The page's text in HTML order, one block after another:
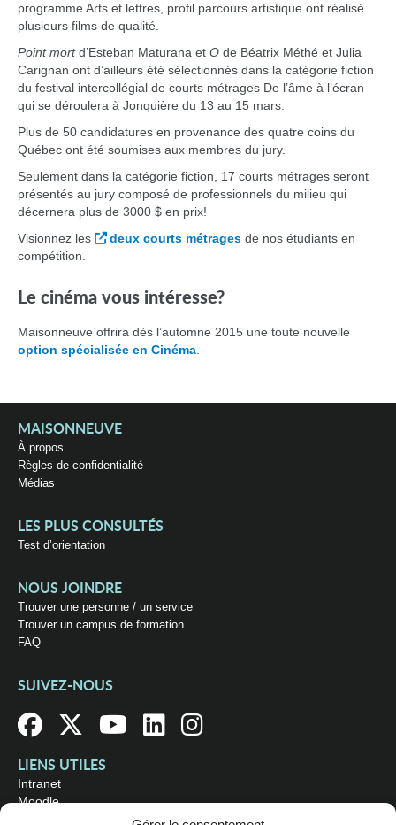
programme Arts et lettres, profil parcours artistique ont réalisé
plusieurs films de qualité.
Point mortd’Esteban Maturana et O de Béatrix Méthé et Julia
Carignan ont d’ailleurs été sélectionnés dans la catégorie fiction
du festival intercollégial de courts métrages De l’âme à l’écran
qui se déroulera à Jonquière du 13 au 15 mars.
Plus de 50 candidatures en provenance des quatre coins du
Québec ont été soumises aux membres du jury.
Seulement dans la catégorie fiction, 17 courts métrages seront
présentés au jury composé de professionnels du milieu qui
décernera plus de 3000 $ en prix!
Visionnez les
deux courts métrages de nos étudiants en
compétition.
Le cinéma vous intéresse?
Maisonneuve offrira dès l’automne 2015 une toute nouvelle
option spécialisée en Cinéma
MAISONNEUVE
À propos
Règles de confidentialité
Médias
LES PLUS CONSULTÉS
Test d’orientation
NOUS JOINDRE
Trouver une personne / un service
Trouver un campus de formation
FAQ
SUIVEZ-NOUS
LIENS UTILES
Intranet
Moodle